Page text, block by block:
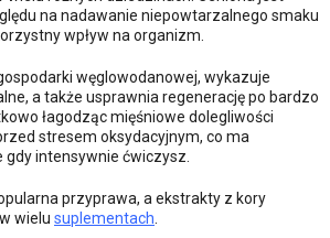
na nadawanie niepowtarzalnego smaku
wpływ na organizm.
węglowodanowej, wykazuje
a także usprawnia regenerację po bardzo
łagodząc mięśniowe dolegliwości
stresem oksydacyjnym, co ma
intensywnie ćwiczysz.
przyprawa, a ekstrakty z kory
wielu suplementach